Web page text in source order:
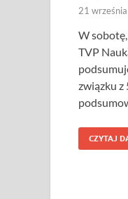
21
W
TVP
związku z
CZYTAJ